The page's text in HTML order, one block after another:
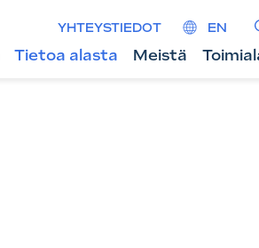
YHTEYSTIEDOT EN
Tietoa alasta Meistä